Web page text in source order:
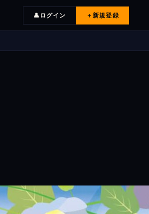
👤 ログイン ＋新規登録